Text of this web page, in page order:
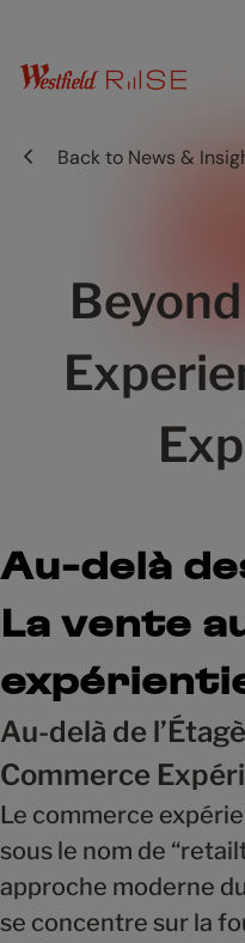
Back to News &
Au-delà
La vente
Au-delà de
Commerce
Le commerce
sous le nom de
approche moderne
se concentre sur la